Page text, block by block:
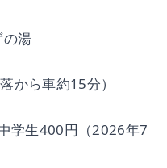
湯
から車約15分）
学生400円（2026年7